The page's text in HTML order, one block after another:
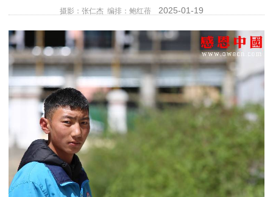
摄影：张仁杰 编排：鲍红蓓 2025-01-19